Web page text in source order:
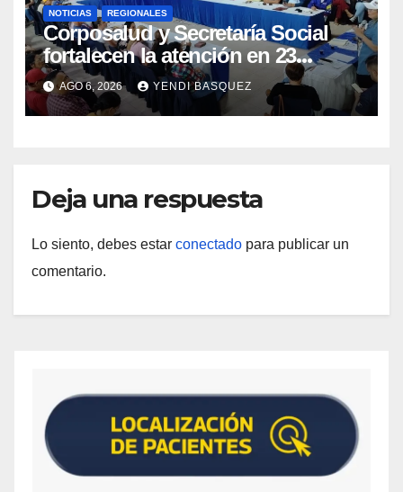
NOTICIAS REGIONALES
Corposalud y Secretaría Social
fortalecen la atención en 23
municipios
AGO 6, 2026 YENDI BASQUEZ
Deja una respuesta
Lo siento, debes estar conectado para publicar un
comentario.